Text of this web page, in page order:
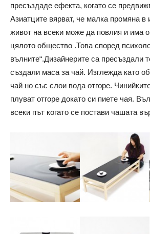
пресъздаде ефекта, когато се
Азиатците вярват, че малка промяна в
живот на всеки може да повлия и има
цялото общество .Това според
вълните“.Дизайнерите са пресъздали
създали маса за чай. Изглежда като
чай но със слои вода отгоре.
плуват отгоре докато си пиете чая.
всеки път когато се постави чашата